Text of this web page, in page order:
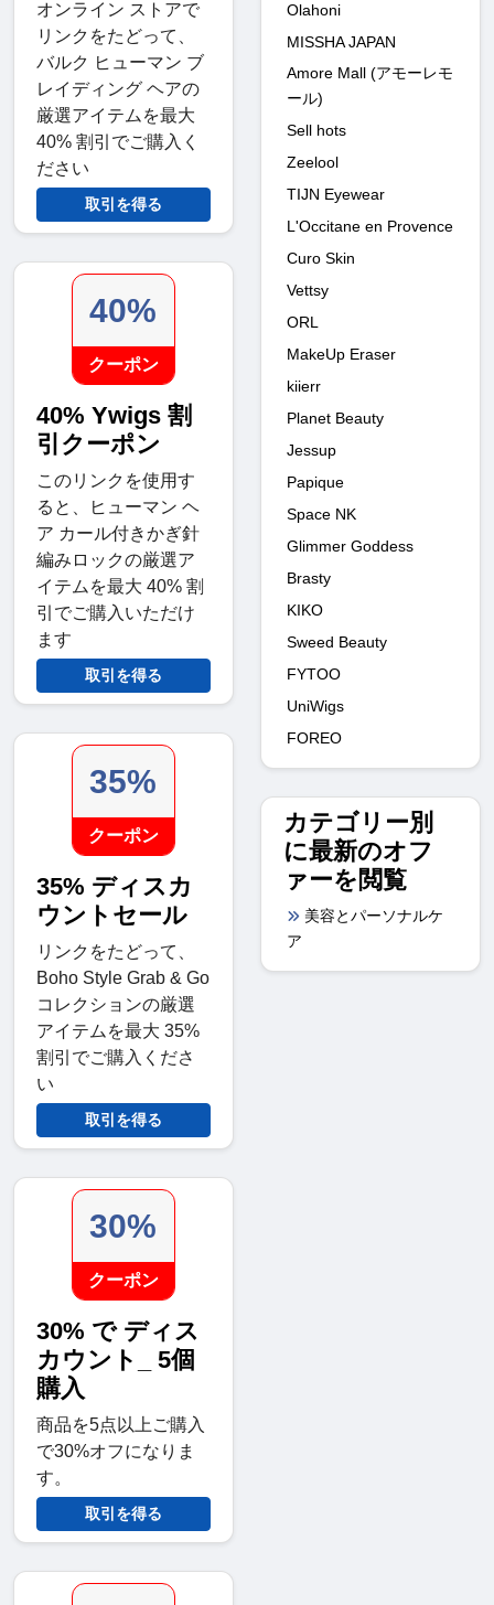
オンライン ストアで
リンクをたどって、
バルク ヒューマン ブ
レイディング ヘアの
厳選アイテムを最大
40% 割引でご購入く
ださい
取引を得る
40%
クーポン
40% Ywigs 割
引クーポン
このリンクを使用す
ると、ヒューマン ヘ
ア カール付きかぎ針
編みロックの厳選ア
イテムを最大 40% 割
引でご購入いただけ
ます
取引を得る
35%
クーポン
35% ディスカ
ウントセール
リンクをたどって、
Boho Style Grab & Go
コレクションの厳選
アイテムを最大 35%
割引でご購入くださ
い
取引を得る
30%
クーポン
30% で ディス
カウント_ 5個
購入
商品を5点以上ご購入
で30%オフになりま
す。
取引を得る
Olahoni
MISSHA JAPAN
Amore Mall (アモーレモ
ール)
Sell hots
Zeelool
TIJN Eyewear
L'Occitane en Provence
Curo Skin
Vettsy
ORL
MakeUp Eraser
kiierr
Planet Beauty
Jessup
Papique
Space NK
Glimmer Goddess
Brasty
KIKO
Sweed Beauty
FYTOO
UniWigs
FOREO
カテゴリー別
に最新のオフ
ァーを閲覧
美容とパーソナルケ
ア